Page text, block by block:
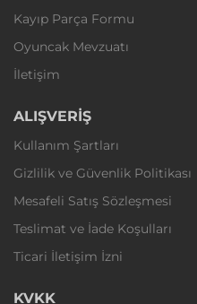
Kayıp Parça Formu
Oyuncak Mevzuatı
İletişim
ALIŞVERİŞ
Kullanım Şartları
Gizlilik ve Güvenlik Politikası
Mesafeli Satış Sözleşmesi
Teslimat ve İade Koşulları
Ticari İletişim İzni
KVKK